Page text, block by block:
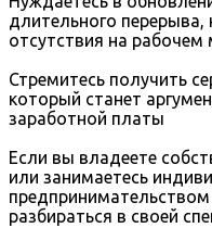
длительного перерыва,
отсутствия на рабочем
Стремитесь получить
который станет
заработной платы
Если вы владеете
или занимаетесь
разбираться в своей